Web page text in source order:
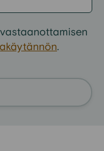
vastaanottamisen
.